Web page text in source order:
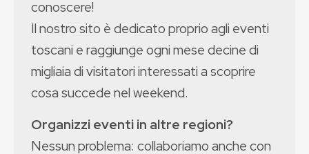
conoscere!
Il nostro sito è dedicato proprio agli eventi
toscani e raggiunge ogni mese decine di
migliaia di visitatori interessati a scoprire
cosa succede nel weekend.
Organizzi eventi in altre regioni?
Nessun problema: collaboriamo anche con